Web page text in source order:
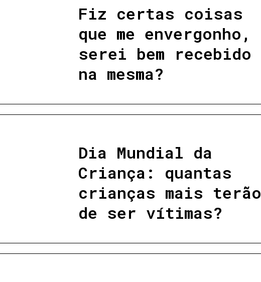
Fiz certas coisas
que me envergonho,
serei bem recebido
na mesma?
Dia Mundial da
Criança: quantas
crianças mais terão
de ser vítimas?